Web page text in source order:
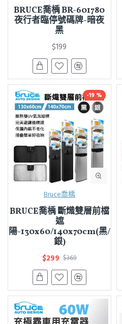
BRUCE喬楀 BR-601780
夜行者臨停號碼牌-暗夜
黑
$199
-19 %
Bruce喬楀
BRUCE喬楀 斷熾雙層前檔
遮
陽-130x60/140x70cm(黑/
銀)
$299 $369